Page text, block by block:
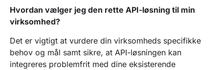
Hvordan vælger jeg den rette API-løsning til min
virksomhed?
Det er vigtigt at vurdere din virksomheds specifikke
behov og mål samt sikre, at API-løsningen kan
integreres problemfrit med dine eksisterende